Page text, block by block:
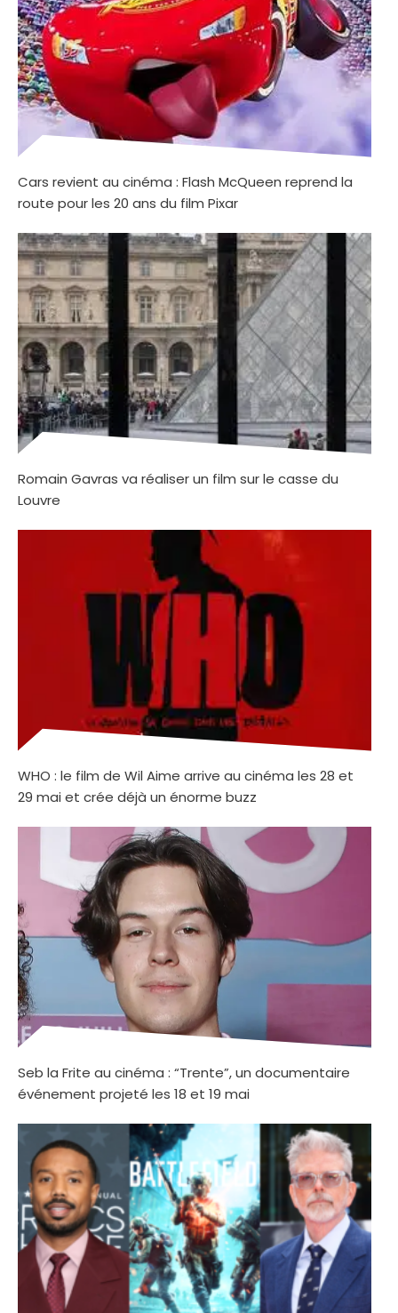
Cars revient au cinéma : Flash McQueen reprend la
route pour les 20 ans du film Pixar
Romain Gavras va réaliser un film sur le casse du
Louvre
WHO : le film de Wil Aime arrive au cinéma les 28 et
29 mai et crée déjà un énorme buzz
Seb la Frite au cinéma : “Trente”, un documentaire
événement projeté les 18 et 19 mai